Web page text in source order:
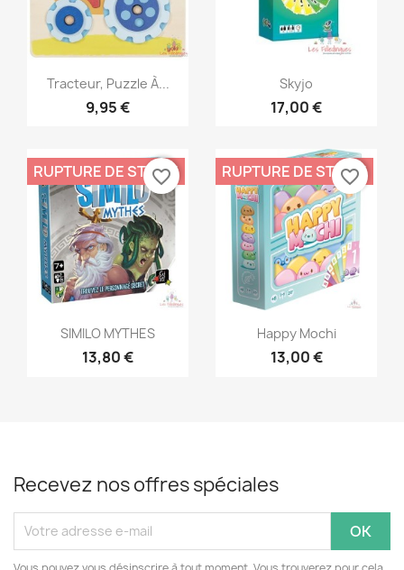
Aperçu rapide
Tracteur, Puzzle À...
9,95 €
Aperçu rapide
Skyjo
17,00 €
Aperçu rapide
SIMILO MYTHES
13,80 €
RUPTURE DE STOCK
favorite_border
Aperçu rapide
Happy Mochi
13,00 €
RUPTURE DE STOCK
favorite_border
Recevez nos offres spéciales